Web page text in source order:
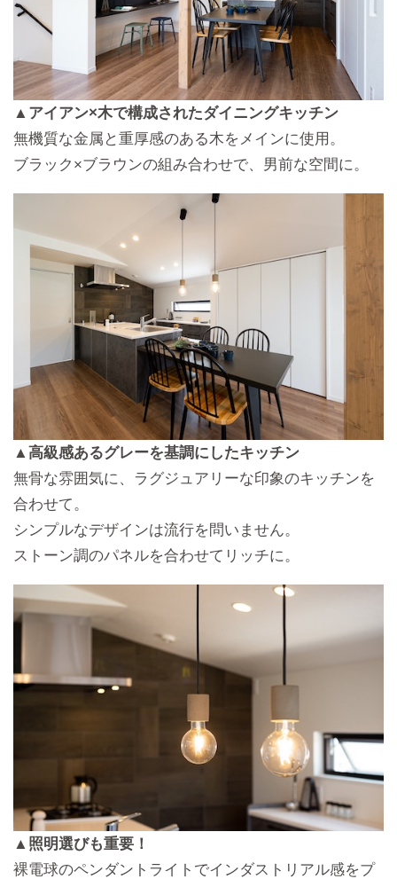
▲アイアン×木で構成されたダイニングキッチン
無機質な金属と重厚感のある木をメインに使用。
ブラック×ブラウンの組み合わせで、男前な空間に。
▲高級感あるグレーを基調にしたキッチン
無骨な雰囲気に、ラグジュアリーな印象のキッチンを
合わせて。
シンプルなデザインは流行を問いません。
ストーン調のパネルを合わせてリッチに。
▲照明選びも重要！
裸電球のペンダントライトでインダストリアル感をプ